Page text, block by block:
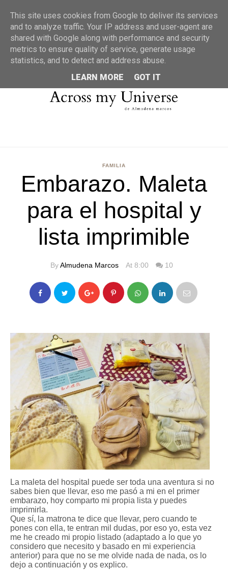
MENU
FAMILIA
Embarazo. Maleta
para el hospital y
lista imprimible
ByAlmudena Marcos At 8:00 10
La maleta del hospital puede ser toda una aventura si no
sabes bien que llevar, eso me pasó a mi en el primer
embarazo, hoy comparto mi propia lista y puedes
imprimirla.
Que sí, la matrona te dice que llevar, pero cuando te
pones con ella, te entran mil dudas, por eso yo, esta vez
me he creado mi propio listado (adaptado a lo que yo
considero que necesito y basado en mi experiencia
anterior) para que no se me olvide nada de nada, os lo
dejo a continuación y os explico.
This site uses cookies from Google to deliver its services
and to analyze traffic. Your IP address and user-agent are
shared with Google along with performance and security
metrics to ensure quality of service, generate usage
statistics, and to detect and address abuse.
LEARN MORE
GOT IT